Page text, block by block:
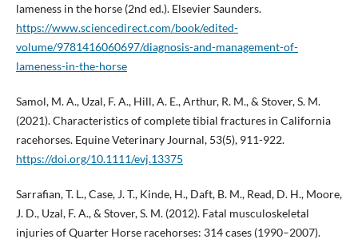
lameness in the horse (2nd ed.). Elsevier Saunders.
https://www.sciencedirect.com/book/edited-
volume/9781416060697/diagnosis-and-management-of-
lameness-in-the-horse
Samol, M. A., Uzal, F. A., Hill, A. E., Arthur, R. M., & Stover, S. M.
(2021). Characteristics of complete tibial fractures in California
racehorses. Equine Veterinary Journal, 53(5), 911-922.
https://doi.org/10.1111/evj.13375
Sarrafian, T. L., Case, J. T., Kinde, H., Daft, B. M., Read, D. H., Moore,
J. D., Uzal, F. A., & Stover, S. M. (2012). Fatal musculoskeletal
injuries of Quarter Horse racehorses: 314 cases (1990–2007).